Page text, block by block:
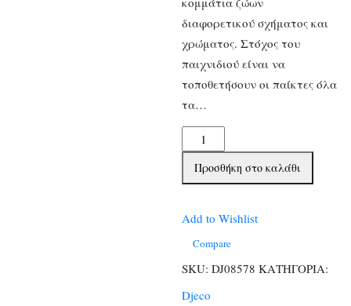
διαφορετικού σχήματος και
χρώματος. Στόχος του
παιχνιδιού είναι να
τοποθετήσουν οι παίκτες όλα
τα…
Djeco
Επιτραπέζιο
λογικής
ποσότητα
Προσθήκη στο καλάθι
Add to Wishlist
Compare
SKU: DJ08578 ΚΑΤΗΓΟΡΙΑ:
Djeco